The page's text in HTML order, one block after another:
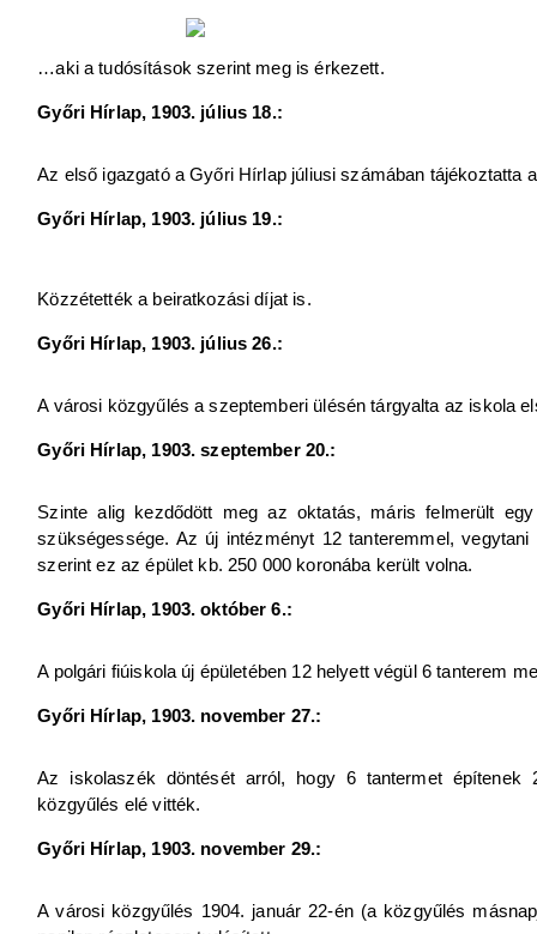
…aki a tudósítások szerint meg is érkezett.
Győri Hírlap, 1903. július 18.:
Az első igazgató a Győri Hírlap júliusi számában tájékoztatta
Győri Hírlap, 1903. július 19.:
Közzétették a beiratkozási díjat is.
Győri Hírlap, 1903. július 26.:
A városi közgyűlés a szeptemberi ülésén tárgyalta az iskola
Győri Hírlap, 1903. szeptember 20.:
Szinte alig kezdődött meg az oktatás, máris felmerült
szükségessége. Az új intézményt 12 tanteremmel,
szerint ez az épület kb. 250 000 koronába került volna.
Győri Hírlap, 1903. október 6.:
A polgári fiúiskola új épületében 12 helyett végül 6 tanterem
Győri Hírlap, 1903. november 27.:
Az iskolaszék döntését arról, hogy 6 tantermet építenek
közgyűlés elé vitték.
Győri Hírlap, 1903. november 29.:
A városi közgyűlés 1904. január 22-én (a közgyűlés